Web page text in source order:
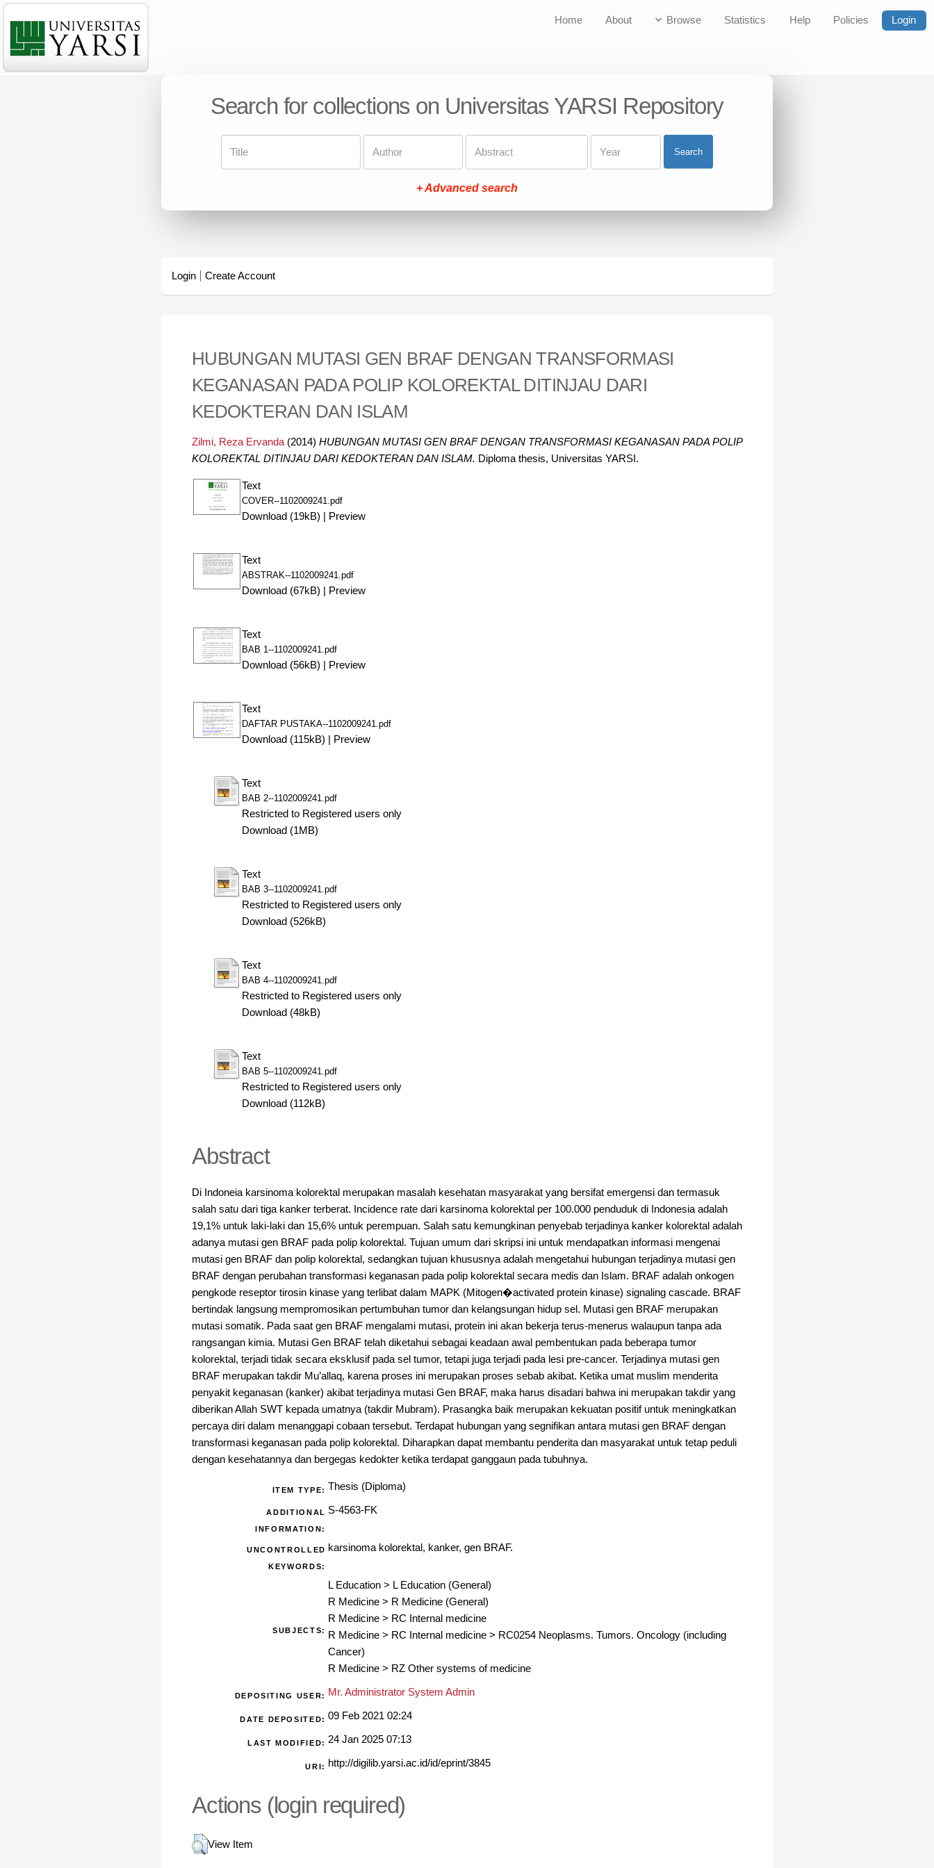
Home About Browse Statistics Help Policies Login
Search for collections on Universitas YARSI Repository
Search
+ Advanced search
Login Create Account
HUBUNGAN MUTASI GEN BRAF DENGAN TRANSFORMASI
KEGANASAN PADA POLIP KOLOREKTAL DITINJAU DARI
KEDOKTERAN DAN ISLAM
Zilmi, Reza Ervanda (2014) HUBUNGAN MUTASI GEN BRAF DENGAN TRANSFORMASI KEGANASAN PADA POLIP
KOLOREKTAL DITINJAU DARI KEDOKTERAN DAN ISLAM. Diploma thesis, Universitas YARSI.
Text
COVER--1102009241.pdf
Download (19kB) Preview
Text
ABSTRAK--1102009241.pdf
Download (67kB) Preview
Text
BAB 1--1102009241.pdf
Download (56kB) Preview
Text
DAFTAR PUSTAKA--1102009241.pdf
Download (115kB) Preview
Text
BAB 2--1102009241.pdf
Restricted to Registered users only
Download (1MB)
Text
BAB 3--1102009241.pdf
Restricted to Registered users only
Download (526kB)
Text
BAB 4--1102009241.pdf
Restricted to Registered users only
Download (48kB)
Text
BAB 5--1102009241.pdf
Restricted to Registered users only
Download (112kB)
Abstract
Di Indoneia karsinoma kolorektal merupakan masalah kesehatan masyarakat yang bersifat emergensi dan termasuk
salah satu dari tiga kanker terberat. Incidence rate dari karsinoma kolorektal per 100.000 penduduk di Indonesia adalah
19,1% untuk laki-laki dan 15,6% untuk perempuan. Salah satu kemungkinan penyebab terjadinya kanker kolorektal adalah
adanya mutasi gen BRAF pada polip kolorektal. Tujuan umum dari skripsi ini untuk mendapatkan informasi mengenai
mutasi gen BRAF dan polip kolorektal, sedangkan tujuan khususnya adalah mengetahui hubungan terjadinya mutasi gen
BRAF dengan perubahan transformasi keganasan pada polip kolorektal secara medis dan Islam. BRAF adalah onkogen
pengkode reseptor tirosin kinase yang terlibat dalam MAPK (Mitogen�activated protein kinase) signaling cascade. BRAF
bertindak langsung mempromosikan pertumbuhan tumor dan kelangsungan hidup sel. Mutasi gen BRAF merupakan
mutasi somatik. Pada saat gen BRAF mengalami mutasi, protein ini akan bekerja terus-menerus walaupun tanpa ada
rangsangan kimia. Mutasi Gen BRAF telah diketahui sebagai keadaan awal pembentukan pada beberapa tumor
kolorektal, terjadi tidak secara eksklusif pada sel tumor, tetapi juga terjadi pada lesi pre-cancer. Terjadinya mutasi gen
BRAF merupakan takdir Mu’allaq, karena proses ini merupakan proses sebab akibat. Ketika umat muslim menderita
penyakit keganasan (kanker) akibat terjadinya mutasi Gen BRAF, maka harus disadari bahwa ini merupakan takdir yang
diberikan Allah SWT kepada umatnya (takdir Mubram). Prasangka baik merupakan kekuatan positif untuk meningkatkan
percaya diri dalam menanggapi cobaan tersebut. Terdapat hubungan yang segnifikan antara mutasi gen BRAF dengan
transformasi keganasan pada polip kolorektal. Diharapkan dapat membantu penderita dan masyarakat untuk tetap peduli
dengan kesehatannya dan bergegas kedokter ketika terdapat ganggaun pada tubuhnya.
ITEM TYPE: Thesis (Diploma)
ADDITIONAL
INFORMATION:
S-4563-FK
UNCONTROLLED
KEYWORDS:
karsinoma kolorektal, kanker, gen BRAF.
SUBJECTS:
L Education > L Education (General)
R Medicine > R Medicine (General)
R Medicine > RC Internal medicine
R Medicine > RC Internal medicine > RC0254 Neoplasms. Tumors. Oncology (including
Cancer)
R Medicine > RZ Other systems of medicine
DEPOSITING USER: Mr. Administrator System Admin
DATE DEPOSITED: 09 Feb 2021 02:24
LAST MODIFIED: 24 Jan 2025 07:13
URI: http://digilib.yarsi.ac.id/id/eprint/3845
Actions (login required)
View Item